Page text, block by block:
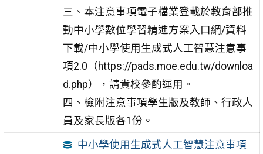
三、本注意事項電子檔業登載於教育部推
動中小學數位學習精進方案入口網/資料
下載/中小學使用生成式人工智慧注意事
項2.0（https://pads.moe.edu.tw/downloa
d.php），請貴校參酌運用。
四、檢附注意事項學生版及教師、行政人
員及家長版各1份。
中小學使用生成式人工智慧注意事項